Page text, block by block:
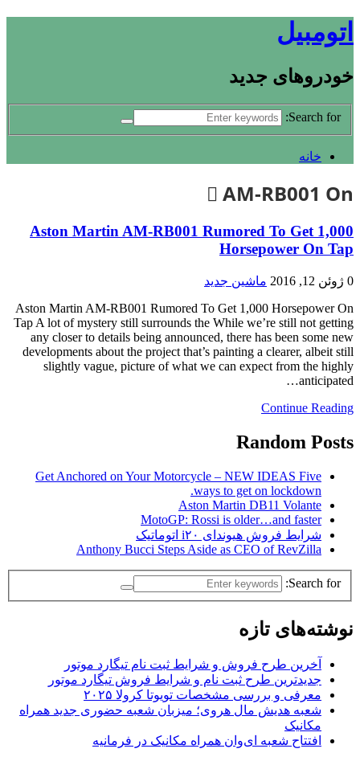
اتومبیل
خودروهای جدید
Search for:
خانه
AM-RB001 On
Aston Martin AM-RB001 Rumored To Get 1,000
Horsepower On Tap
0 ژوئن 12, 2016
ماشین جدید
Aston Martin AM-RB001 Rumored To Get 1,000 Horsepower On
Tap A lot of mystery still surrounds the While we’re still not getting
any closer to details being announced, there has been some new
developments about the project that’s painting a clearer, albeit still
slightly vague, picture of what we can expect from the highly
anticipated…
Continue Reading
Random Posts
Get Anchored on Your Motorcycle – NEW IDEAS Five
ways to get on lockdown.
Aston Martin DB11 Volante
MotoGP: Rossi is older…and faster
شرایط فروش هیوندای i۲۰ اتوماتیک
Anthony Bucci Steps Aside as CEO of RevZilla
Search for:
نوشته‌های تازه
آخرین طرح فروش و شرایط ثبت نام تیگارد موتور
جدیدترین طرح ثبت نام و شرایط فروش تیگارد موتور
معرفی و بررسی مشخصات تویوتا کرولا ۲۰۲۵
شعبه هدیش مال هروی؛ میزبان شعبه حضوری جدید همراه
مکانیک
افتتاح شعبه ای‌وان همراه مکانیک در فرمانیه